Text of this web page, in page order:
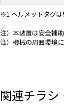
※1 ヘルメットタグ
注）本装置は安全補
注）機械の周囲環境
関連チラシ